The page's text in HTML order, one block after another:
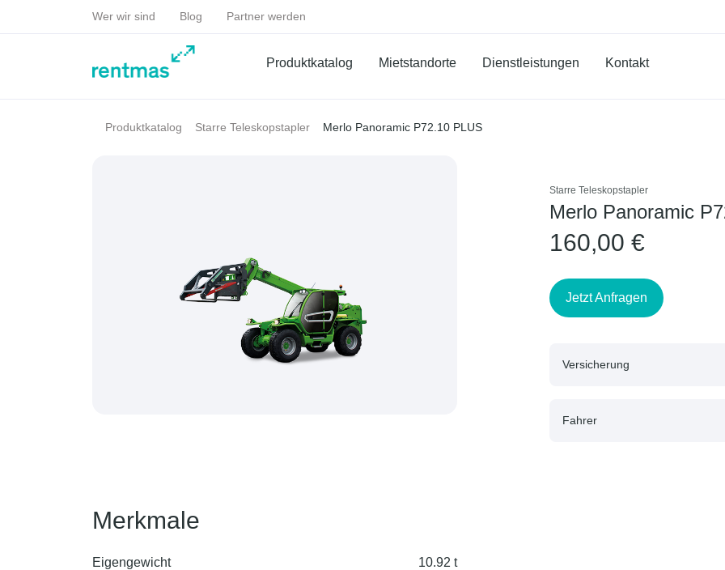
Wer wir sind Blog Partner werden
Produktkatalog Mietstandorte Dienstleistungen Kontakt
Produktkatalog Starre Teleskopstapler Merlo Panoramic P72.10 PLUS
Starre Teleskopstapler
Merlo Panoramic
160,00 €
Jetzt Anfragen
Versicherung
Fahrer
Merkmale
Eigengewicht 10.92 t